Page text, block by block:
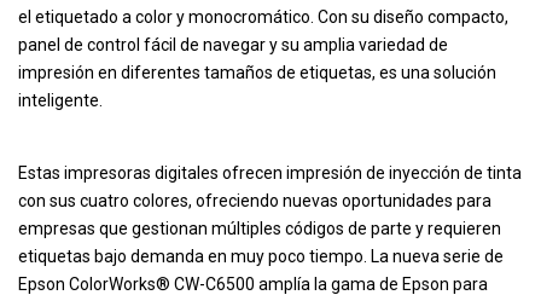
el etiquetado a color y monocromático. Con su diseño compacto,
panel de control fácil de navegar y su amplia variedad de
impresión en diferentes tamaños de etiquetas, es una solución
inteligente.
Estas impresoras digitales ofrecen impresión de inyección de tinta
con sus cuatro colores, ofreciendo nuevas oportunidades para
empresas que gestionan múltiples códigos de parte y requieren
etiquetas bajo demanda en muy poco tiempo. La nueva serie de
Epson ColorWorks® CW-C6500 amplía la gama de Epson para